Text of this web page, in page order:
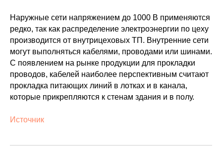
Наружные сети напряжением до 1000 В применяются
редко, так как распределение электроэнергии по цеху
производится от внутрицеховых ТП. Внутренние сети
могут выполняться кабелями, проводами или шинами.
С появлением на рынке продукции для прокладки
проводов, кабелей наиболее перспективным считают
прокладка питающих линий в лотках и в канала,
которые прикрепляются к стенам здания и в полу.
Источник